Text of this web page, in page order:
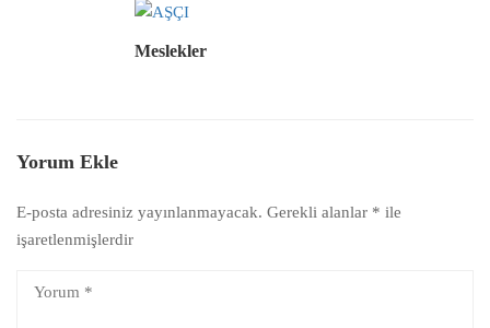
Meslekler
Yorum Ekle
E-posta adresiniz yayınlanmayacak. Gerekli alanlar * ile
işaretlenmişlerdir